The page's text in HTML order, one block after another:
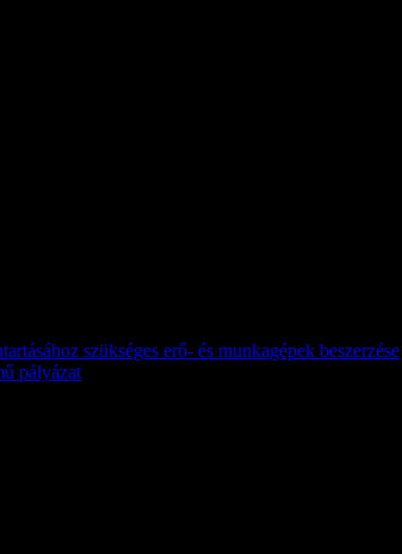
szükséges erő- és munkagépek beszerzése
pályázat